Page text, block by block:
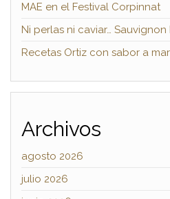
MAE en el Festival Corpinnat
Ni perlas ni caviar…
Recetas Ortiz con sabor a
Archivos
agosto 2026
julio 2026